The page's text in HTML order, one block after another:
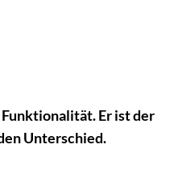
Er ist der
Unterschied.